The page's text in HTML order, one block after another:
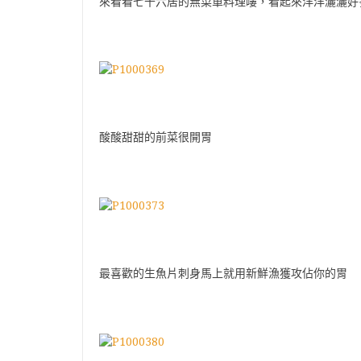
酸酸甜甜的前菜很開胃
最喜歡的生魚片刺身馬上就用新鮮漁獲攻佔你的胃